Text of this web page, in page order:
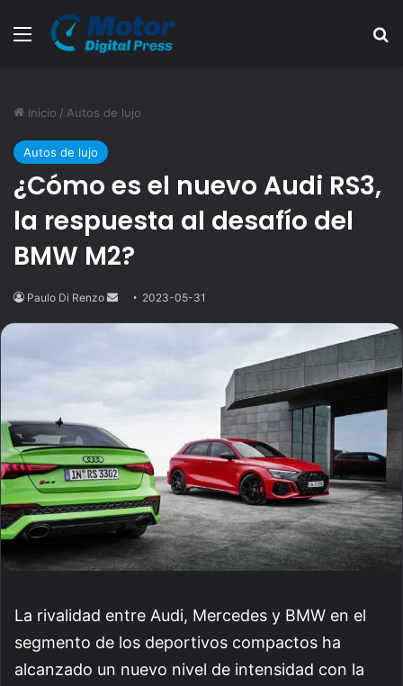
Menú
Inicio / Autos de lujo
Autos de lujo
¿Cómo es el nuevo Audi RS3,
la respuesta al desafío del
BMW M2?
Paulo Di Renzo
Send2023-05-31
La rivalidad entre Audi, Mercedes y BMW en el
segmento de los deportivos compactos ha
alcanzado un nuevo nivel de intensidad con la